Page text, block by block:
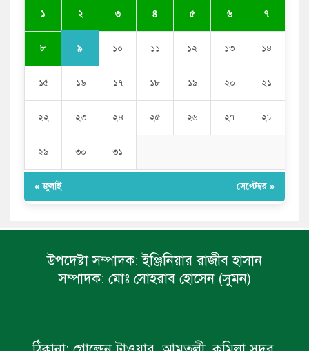
সজীব ওয়াজেদ জয়
১ ২ ৩ ৪ ৫ ৬ ৭
৮ ৯ ১০ ১১ ১২ ১৩ ১৪
১৫ ১৬ ১৭ ১৮ ১৯ ২০ ২১
২২ ২৩ ২৪ ২৫ ২৬ ২৭ ২৮
২৯ ৩০ ৩১
« জুলাই সেপ্টেম্বর »
উপদেষ্টা সম্পাদক: ইঞ্জিনিয়ার রাজীব হাসান
সম্পাদক: মোঃ সোহরাব হোসেন (সুমন)